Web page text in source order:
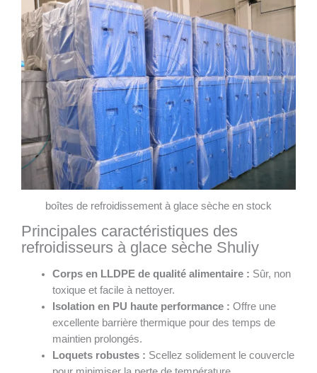
boîtes de refroidissement à glace sèche en stock
Principales caractéristiques des
refroidisseurs à glace sèche Shuliy
Corps en LLDPE de qualité alimentaire : Sûr, non
toxique et facile à nettoyer.
Isolation en PU haute performance : Offre une
excellente barrière thermique pour des temps de
maintien prolongés.
Loquets robustes : Scellez solidement le couvercle